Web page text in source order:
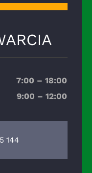
7:00 – 18:00
9:00 – 12:00
144